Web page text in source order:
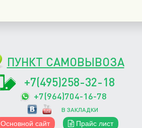
ПУНКТ САМОВЫВОЗА
+7(495)258-32-18
+7(964)704-16-78
В ЗАКЛАДКИ
Основной сайт Прайс лист